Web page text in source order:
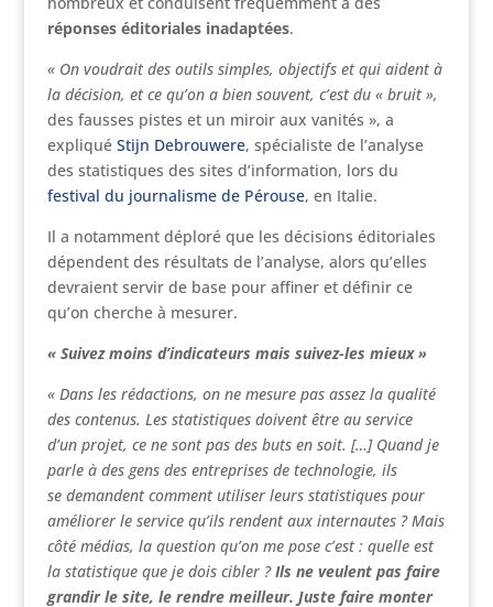
réponses éditoriales inadaptées.
« On voudrait des outils simples, objectifs et qui aident à
la décision, et ce qu’on a bien souvent, c’est du « bruit »,
des fausses pistes et un miroir aux vanités », a
expliqué Stijn Debrouwere, spécialiste de l’analyse
des statistiques des sites d’information, lors du
festival du journalisme de Pérouse, en Italie.
Il a notamment déploré que les décisions éditoriales
dépendent des résultats de l’analyse, alors qu’elles
devraient servir de base pour affiner et définir ce
qu’on cherche à mesurer.
« Suivez moins d’indicateurs mais suivez-les mieux »
« Dans les rédactions, on ne mesure pas assez la qualité
des contenus. Les statistiques doivent être au service
d’un projet, ce ne sont pas des buts en soit. […] Quand je
parle à des gens des entreprises de technologie, ils
se demandent comment utiliser leurs statistiques pour
améliorer le service qu’ils rendent aux internautes ? Mais
côté médias, la question qu’on me pose c’est : quelle est
la statistique que je dois cibler ?Ils ne veulent pas faire
grandir le site, le rendre meilleur. Juste faire monter